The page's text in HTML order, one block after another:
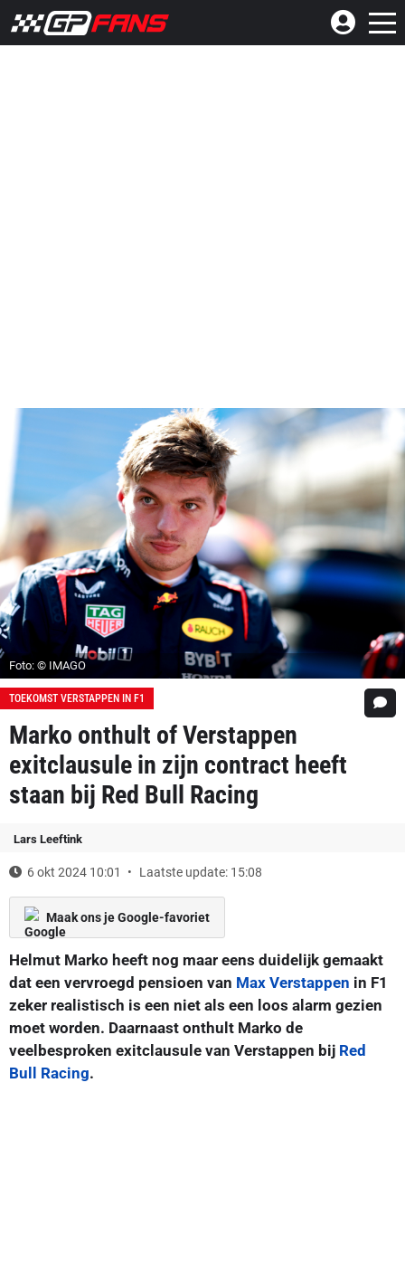
Foto: © IMAGO
TOEKOMST VERSTAPPEN IN F1
Marko onthult of Verstappen
exitclausule in zijn contract heeft
staan bij Red Bull Racing
Lars Leeftink
6 okt 2024 10:01 Laatste update: 15:08
Maak ons je Google-favoriet
Helmut Marko heeft nog maar eens duidelijk gemaakt
dat een vervroegd pensioen van Max Verstappen in F1
zeker realistisch is een niet als een loos alarm gezien
moet worden. Daarnaast onthult Marko de
veelbesproken exitclausule van Verstappen bij Red
Bull Racing.